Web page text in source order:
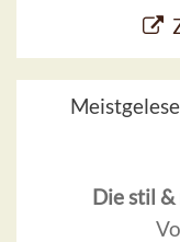
Die stil